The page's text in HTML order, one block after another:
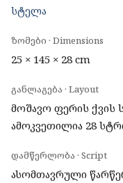
სტელა
ზომები · Dimensions
25 × 145 × 28 cm
განლაგება · Layout
მოშავო ფერის ქვის
ამოკვეთილია 28
დამწერლობა · Script
ასომთავრული